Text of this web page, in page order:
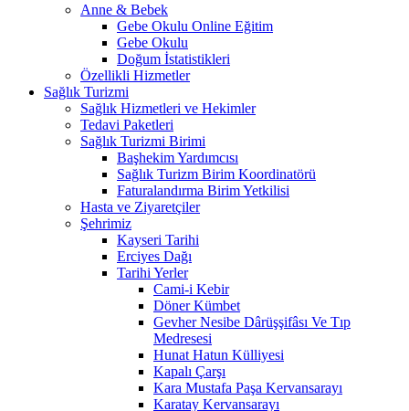
Anne & Bebek
Gebe Okulu Online Eğitim
Gebe Okulu
Doğum İstatistikleri
Özellikli Hizmetler
Sağlık Turizmi
Sağlık Hizmetleri ve Hekimler
Tedavi Paketleri
Sağlık Turizmi Birimi
Başhekim Yardımcısı
Sağlık Turizm Birim Koordinatörü
Faturalandırma Birim Yetkilisi
Hasta ve Ziyaretçiler
Şehrimiz
Kayseri Tarihi
Erciyes Dağı
Tarihi Yerler
Cami-i Kebir
Döner Kümbet
Gevher Nesibe Dârüşşifâsı Ve Tıp
Medresesi
Hunat Hatun Külliyesi
Kapalı Çarşı
Kara Mustafa Paşa Kervansarayı
Karatay Kervansarayı